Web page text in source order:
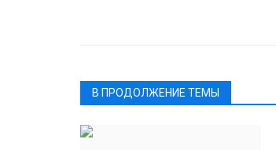
В ПРОДОЛЖЕНИЕ ТЕМЫ